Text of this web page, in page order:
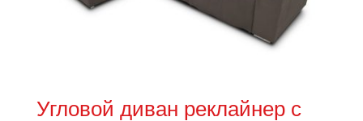
Угловой диван реклайнер с